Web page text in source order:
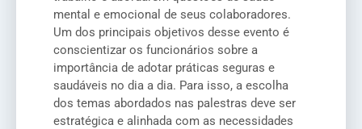
mental e emocional de seus colaboradores.
Um dos principais objetivos desse evento é
conscientizar os funcionários sobre a
importância de adotar práticas seguras e
saudáveis no dia a dia. Para isso, a escolha
dos temas abordados nas palestras deve ser
estratégica e alinhada com as necessidades